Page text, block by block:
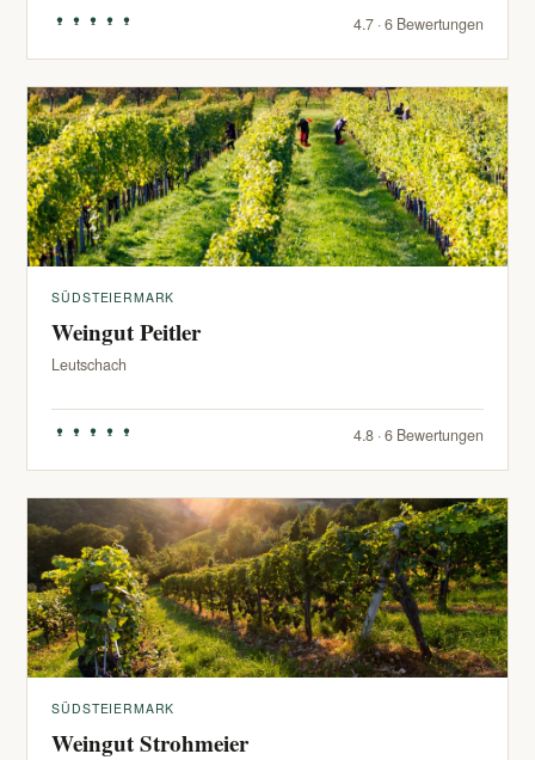
4.7 · 6 Bewertungen
SÜDSTEIERMARK
Weingut Peitler
Leutschach
4.8 · 6 Bewertungen
SÜDSTEIERMARK
Weingut Strohmeier